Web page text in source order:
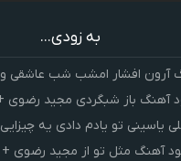
به زودی...
آرون افشار امشب شب عاشقی
آهنگ باز شبگردی مجید
یاسینی تو یادم دادی یه
آهنگ مثل تو از مجید رضوی